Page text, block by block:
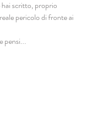
scritto, proprio
pericolo di fronte ai
pensi...